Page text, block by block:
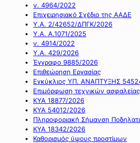
ν. 4964/2022
Επιχειρησιακό Σχέδιο της ΑΑΔΕ
Υ.Α. 2/42652/ΔΠΓΚ/2026
Υ.Α. Α.1071/2025
ν. 4914/2022
Υ.Α. 429/2026
Έγγραφο 9885/2026
Επιθεώρηση Εργασίας
Εγκύκλιος ΥΠ. ΑΝΑΠΤΥΞΗΣ
Επιμόρφωση τεχνικών ασφαλείας
ΚΥΑ 18877/2026
ΚΥΑ 54012/2026
Πληροφοριακή Σήμανση
ΚΥΑ 18342/2026
Καθορισμός ύψους προστίμων